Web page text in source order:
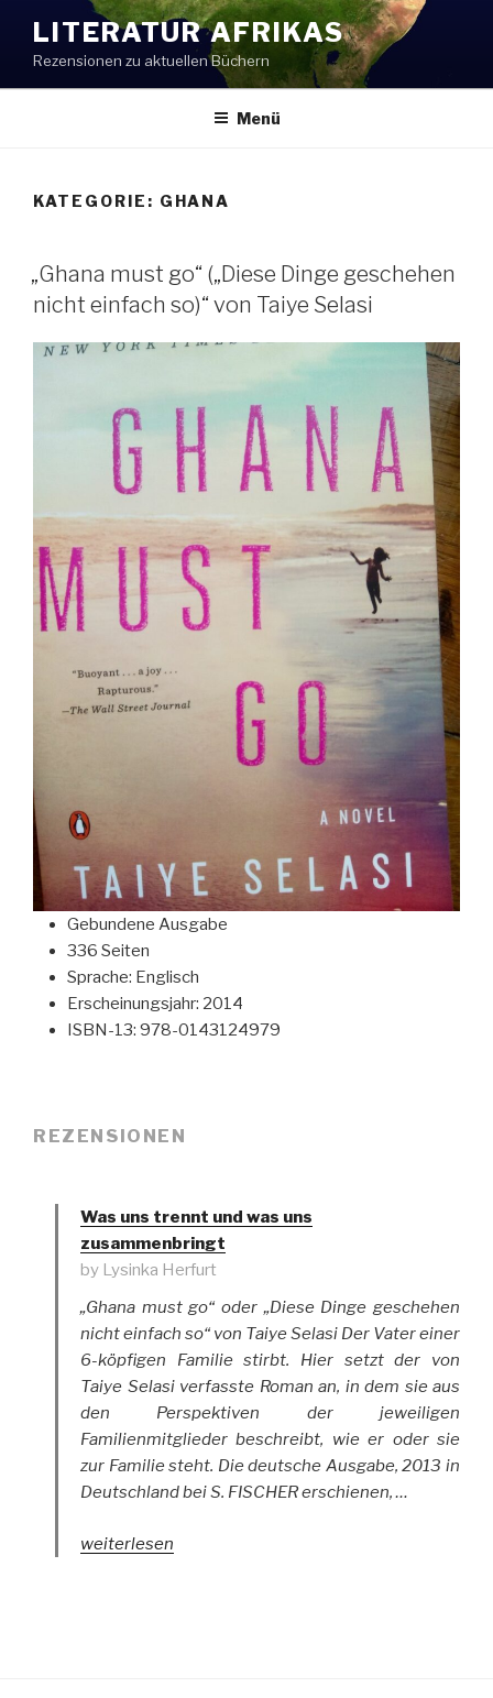
Inhalt
springen
LITERATUR AFRIKAS
Rezensionen zu aktuellen Büchern
Menü
KATEGORIE: GHANA
VERÖFFENTLICHT
AM
„Ghana must go“ („Diese Dinge geschehen
nicht einfach so)“ von Taiye Selasi
Gebundene Ausgabe
336 Seiten
Sprache: Englisch
Erscheinungsjahr: 2014
ISBN-13: 978-0143124979
REZENSIONEN
Was uns trennt und was uns
zusammenbringt
by Lysinka Herfurt
„Ghana must go“ oder „Diese Dinge geschehen
nicht einfach so“ von Taiye Selasi Der Vater einer
6-köpfigen Familie stirbt. Hier setzt der von
Taiye Selasi verfasste Roman an, in dem sie aus
den Perspektiven der jeweiligen
Familienmitglieder beschreibt, wie er oder sie
zur Familie steht. Die deutsche Ausgabe, 2013 in
Deutschland bei S. FISCHER erschienen, …
„Was
weiterlesen